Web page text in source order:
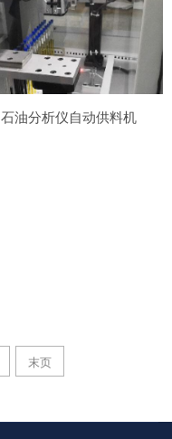
石油分析仪自动供料机
末页